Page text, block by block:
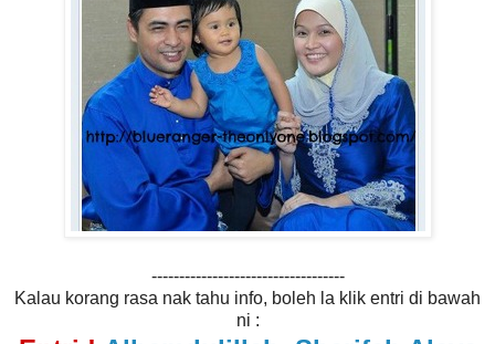
-----------------------------------
Kalau korang rasa nak tahu info, boleh la klik entri di bawah
ni :